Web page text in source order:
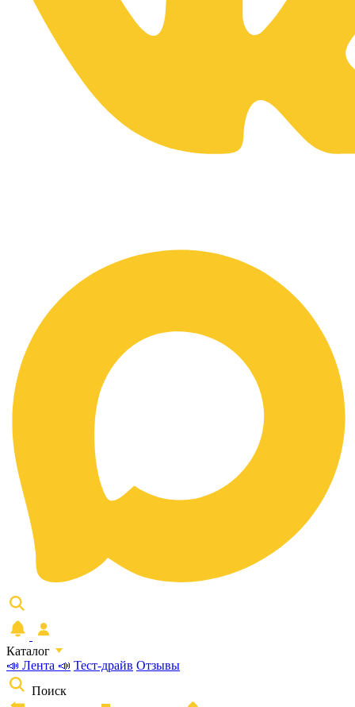
Каталог
📣 Лента 📣 Тест-драйв Отзывы
Поиск